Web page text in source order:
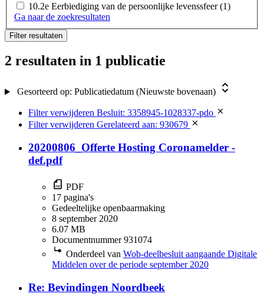
10.2e Eerbiediging van de persoonlijke levenssfeer (1)
Ga naar de zoekresultaten
Filter resultaten
2 resultaten in 1 publicatie
Gesorteerd op: Publicatiedatum (Nieuwste bovenaan)
Filter verwijderen Besluit: 3358945-1028337-pdo
Filter verwijderen Gerelateerd aan: 930679
20200806_Offerte Hosting Coronamelder -
def.pdf
PDF
17 pagina's
Gedeeltelijke openbaarmaking
8 september 2020
6.07 MB
Documentnummer 931074
Onderdeel van Wob-deelbesluit aangaande Digitale
Middelen over de periode september 2020
Re: Bevindingen Noordbeek